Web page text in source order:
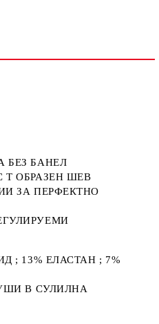
БЕЗ БАНЕЛ
Т ОБРАЗЕН ШЕВ
ЗА ПЕРФЕКТНО
; 13% ЕЛАСТАН ; 7%
В СУЛИЛНА